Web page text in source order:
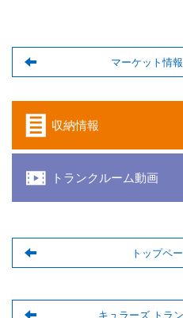
マーケット情
収納情報
トランクルーム動画
トップペ
キュラーズ トラ